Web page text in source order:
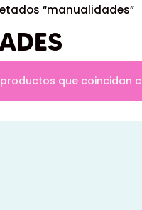
“manualidades”
que coincidan